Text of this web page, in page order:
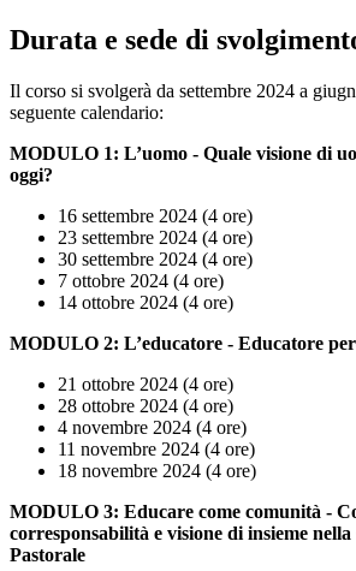
Durata e sede di
Il corso si svolgerà da settembre 2024 a
seguente calendario:
MODULO 1: L’uomo - Quale visione di
oggi?
16 settembre 2024 (4 ore)
23 settembre 2024 (4 ore)
30 settembre 2024 (4 ore)
7 ottobre 2024 (4 ore)
14 ottobre 2024 (4 ore)
MODULO 2: L’educatore - Educatore
21 ottobre 2024 (4 ore)
28 ottobre 2024 (4 ore)
4 novembre 2024 (4 ore)
11 novembre 2024 (4 ore)
18 novembre 2024 (4 ore)
MODULO 3: Educare come comunità -
corresponsabilità e visione di insieme
Pastorale